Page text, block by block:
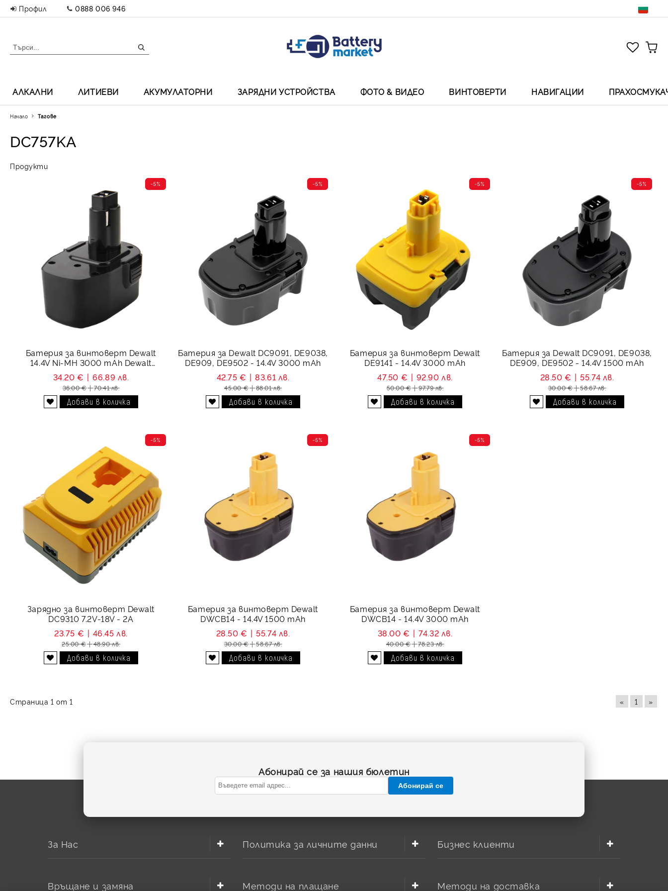
Профил 0888 006 946
АЛКАЛНИ ЛИТИЕВИ АКУМУЛАТОРНИ ЗАРЯДНИ УСТРОЙСТВА ФОТО & ВИДЕО ВИНТОВЕРТИ НАВИГАЦИИ
Начало Тагове
DC757KA
Продукти
Батерия за винтоверт Dewalt
14.4V Ni-MH 3000 mAh Dewalt
DE9092, DE9091, DE9094, DC9091,
DE9038
-5%
34.20 € 66.89 лв.
36.00 € 70.41 лв.
Батерия за Dewalt DC9091, DE9038,
DE909, DE9502 - 14.4V 3000 mAh
-5%
42.75 € 83.61 лв.
45.00 € 88.01 лв.
Батерия за винтоверт Dewalt
DE9141 - 14.4V 3000 mAh
-5%
47.50 € 92.90 лв.
50.00 € 97.79 лв.
Батерия за Dewalt DC9091, DE9038,
DE909, DE9502 - 14.4V 1500 mAh
-5%
28.50 € 55.74 лв.
30.00 € 58.67 лв.
Зарядно за винтоверт Dewalt
DC9310 7.2V-18V - 2A
-5%
23.75 € 46.45 лв.
25.00 € 48.90 лв.
Батерия за винтоверт Dewalt
DWCB14 - 14.4V 1500 mAh
-5%
28.50 € 55.74 лв.
30.00 € 58.67 лв.
Батерия за винтоверт Dewalt
DWCB14 - 14.4V 3000 mAh
-5%
38.00 € 74.32 лв.
40.00 € 78.23 лв.
Страница 1 от 1 « 1 »
Абонирай се за нашия бюлетин
Абонирай се
За Нас Политика за личните данни Бизнес клиенти
Връщане и замяна Методи на плащане Методи на доставка